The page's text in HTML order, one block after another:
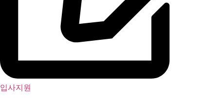
입사지원